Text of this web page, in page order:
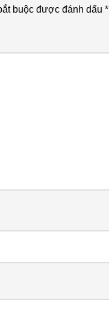
buộc được đánh dấu*